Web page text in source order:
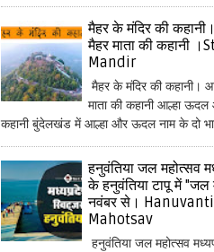
मैहर के मंदिर की
मैहर माता की कहानी
Mandir
मैहर के मंदिर की कहानी।
माता की कहानी आल्हा ऊदल
कहानी बुंदेलखंड में आल्हा और ऊदल नाम के दो
हनुवंतिया जल महोत्सव
के हनुवंतिया टापू में "जल
नवंबर से।
Mahotsav
हनुवंतिया जल महोत्सव